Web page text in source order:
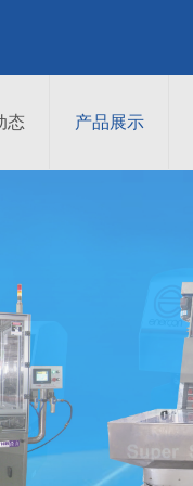
态 产品展示